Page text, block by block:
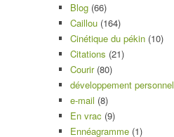
Blog (66)
Caillou (164)
Cinétique du pékin (10)
Citations (21)
Courir(80)
développement personnel
e-mail (8)
En vrac (9)
Ennéagramme (1)